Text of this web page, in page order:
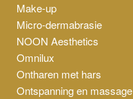
Make-up
Micro-dermabrasie
NOON Aesthetics
Omnilux
Ontharen met hars
Ontspanning en massage